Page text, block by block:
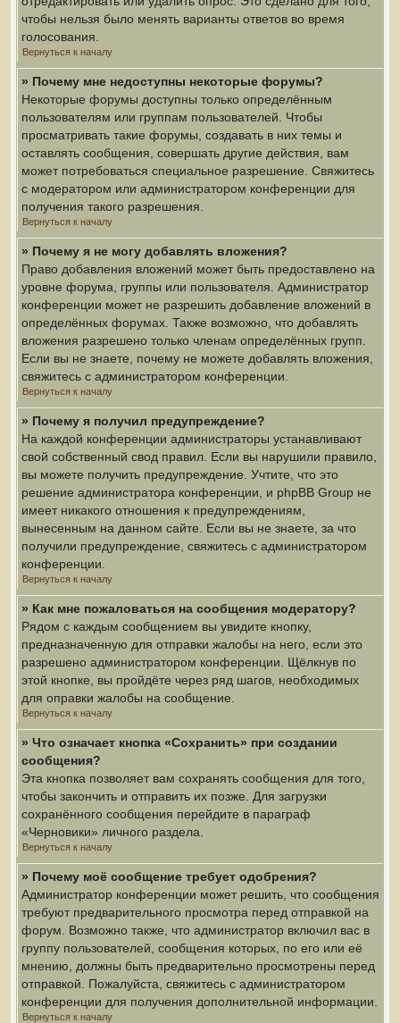
чтобы нельзя было менять варианты ответов во время
голосования.
Вернуться к началу
» Почему мне недоступны некоторые форумы?
Некоторые форумы доступны только определённым
пользователям или группам пользователей. Чтобы
просматривать такие форумы, создавать в них темы и
оставлять сообщения, совершать другие действия, вам
может потребоваться специальное разрешение. Свяжитесь
с модератором или администратором конференции для
получения такого разрешения.
Вернуться к началу
» Почему я не могу добавлять вложения?
Право добавления вложений может быть предоставлено на
уровне форума, группы или пользователя. Администратор
конференции может не разрешить добавление вложений в
определённых форумах. Также возможно, что добавлять
вложения разрешено только членам определённых групп.
Если вы не знаете, почему не можете добавлять вложения,
свяжитесь с администратором конференции.
Вернуться к началу
» Почему я получил предупреждение?
На каждой конференции администраторы устанавливают
свой собственный свод правил. Если вы нарушили правило,
вы можете получить предупреждение. Учтите, что это
решение администратора конференции, и phpBB Group не
имеет никакого отношения к предупреждениям,
вынесенным на данном сайте. Если вы не знаете, за что
получили предупреждение, свяжитесь с администратором
конференции.
Вернуться к началу
» Как мне пожаловаться на сообщения модератору?
Рядом с каждым сообщением вы увидите кнопку,
предназначенную для отправки жалобы на него, если это
разрешено администратором конференции. Щёлкнув по
этой кнопке, вы пройдёте через ряд шагов, необходимых
для оправки жалобы на сообщение.
Вернуться к началу
» Что означает кнопка «Сохранить» при создании
сообщения?
Эта кнопка позволяет вам сохранять сообщения для того,
чтобы закончить и отправить их позже. Для загрузки
сохранённого сообщения перейдите в параграф
«Черновики» личного раздела.
Вернуться к началу
» Почему моё сообщение требует одобрения?
Администратор конференции может решить, что сообщения
требуют предварительного просмотра перед отправкой на
форум. Возможно также, что администратор включил вас в
группу пользователей, сообщения которых, по его или её
мнению, должны быть предварительно просмотрены перед
отправкой. Пожалуйста, свяжитесь с администратором
конференции для получения дополнительной информации.
Вернуться к началу